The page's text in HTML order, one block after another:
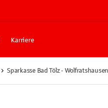
Karriere
Sparkasse Bad Tölz -